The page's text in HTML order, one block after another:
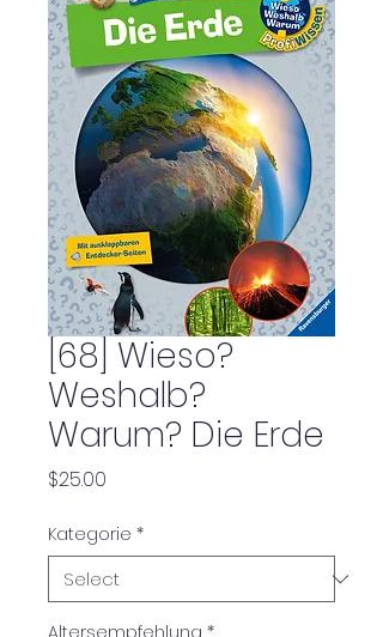
[68] Wieso?
Weshalb?
Warum? Die Erde
$25.00
Kategorie *
Altersempfehlung *